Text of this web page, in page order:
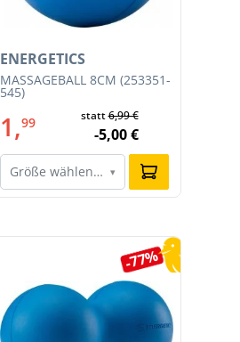
MASSAGEBALL 8CM (253351-
545)
ENERGETICS
1,99 statt6,99 €
-5,00 €
Größe wählen… ▾
-77%